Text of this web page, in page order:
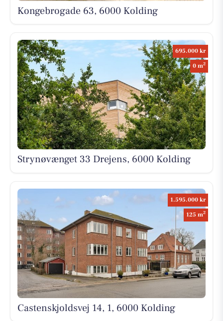
Kongebrogade 63, 6000 Kolding
695.000 kr
0 m2
Strynøvænget 33 Drejens, 6000 Kolding
1.595.000 kr
125 m2
Castenskjoldsvej 14, 1, 6000 Kolding